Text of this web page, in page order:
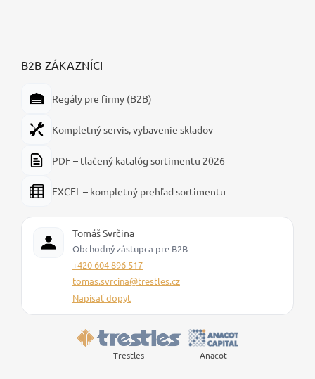
B2B ZÁKAZNÍCI
Regály pre firmy (B2B)
Kompletný servis, vybavenie skladov
PDF – tlačený katalóg sortimentu 2026
EXCEL – kompletný prehľad sortimentu
Tomáš Svrčina
Obchodný zástupca pre B2B
+420 604 896 517
tomas.svrcina@trestles.cz
Napísať dopyt
Trestles Anacot